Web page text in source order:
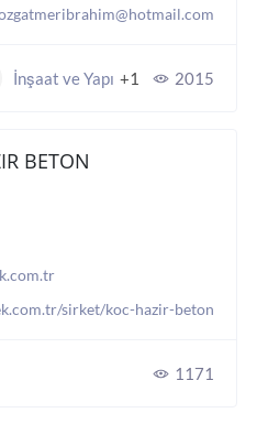
İnşaat ve Yapı +1 2015
BETON
sirket/koc-hazir-beton
1171